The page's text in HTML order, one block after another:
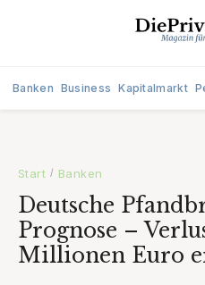
Banken Business Kapitalmarkt
Start / Banken
Deutsche
Prognose –
Millionen Euro